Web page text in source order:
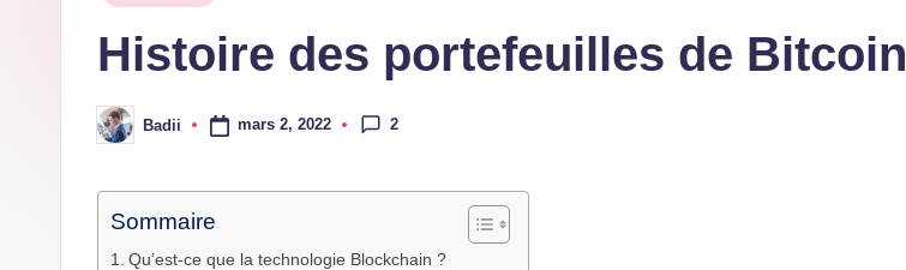
tests
experts,
les
dernières
Histoire des portefeuilles de Bitcoin
Posted
by
Badii mars 2, 2022 2
Sommaire
Qu’est-ce que la technologie Blockchain ?